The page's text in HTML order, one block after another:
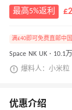
最高5%返利
满£40即可免费直邮中国
Space NK UK · 10.1
爆料人：小米粒
优惠介绍